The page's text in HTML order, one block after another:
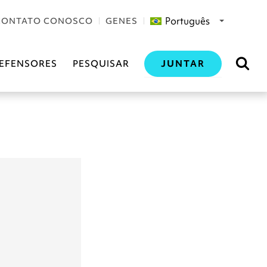
CONOSCO GENES Português
PESQUISAR JUNTAR